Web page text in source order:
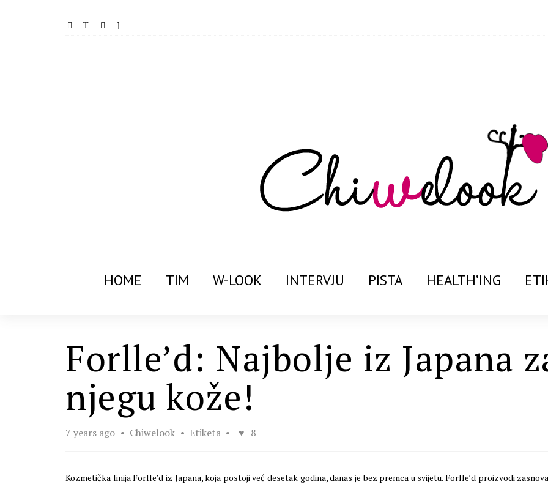
HOME TIM W-LOOK INTERVJU PISTA HEALTH’ING
Forlle’d: Najbolje iz Japana
njegu kože!
7 years ago Chiwelook Etiketa 8
Kozmetička linijaForlle’d iz Japana, koja postoji već desetak godina, danas je bez premca u svijetu. Forlle’d proizvodi